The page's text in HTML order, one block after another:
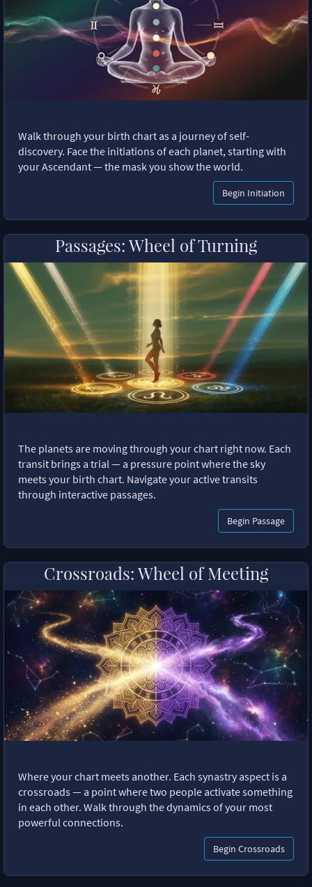
Walk through your birth chart as a journey of self-
discovery. Face the initiations of each planet, starting with
your Ascendant — the mask you show the world.
Begin Initiation
Passages: Wheel of Turning
The planets are moving through your chart right now. Each
transit brings a trial — a pressure point where the sky
meets your birth chart. Navigate your active transits
through interactive passages.
Begin Passage
Crossroads: Wheel of Meeting
Where your chart meets another. Each synastry aspect is a
crossroads — a point where two people activate something
in each other. Walk through the dynamics of your most
powerful connections.
Begin Crossroads